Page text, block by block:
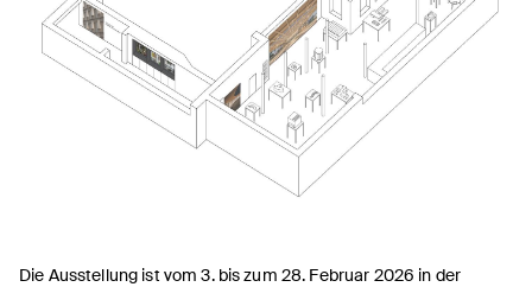
Die Ausstellung ist vom 3. bis zum 28. Februar 2026 in der